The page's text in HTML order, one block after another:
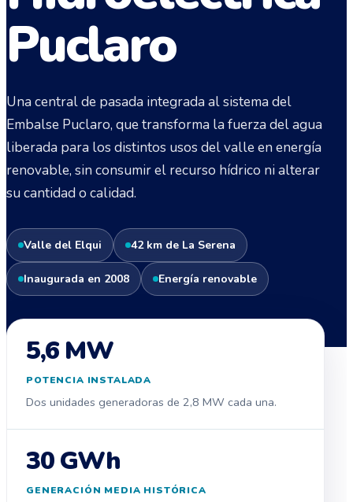
Puclaro
Una central de pasada integrada al sistema del
Embalse Puclaro, que transforma la fuerza del agua
liberada para los distintos usos del valle en energía
renovable, sin consumir el recurso hídrico ni alterar
su cantidad o calidad.
Valle del Elqui 42 km de La Serena
Inaugurada en 2008 Energía renovable
5,6 MW
POTENCIA INSTALADA
Dos unidades generadoras de 2,8 MW cada una.
30 GWh
GENERACIÓN MEDIA HISTÓRICA